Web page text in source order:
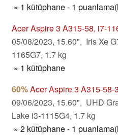
» 1 kütüphane - 1
Acer Aspire 3 A315-58, i7-
05/08/2023, 15.60", Iris Xe
1165G7, 1.7 kg
» 1 kütüphane
60%Acer Aspire 3 A315-58-
09/06/2023, 15.60", UHD
Lake i3-1115G4, 1.7 kg
» 2 kütüphane - 1